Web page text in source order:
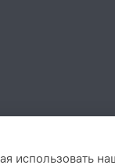
использовать